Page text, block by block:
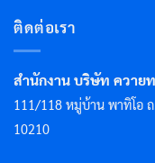
ติดต่อเรา
สำนักงาน บริษัท ควาย
111/118 หมู่บ้าน พาทิโอ
10210